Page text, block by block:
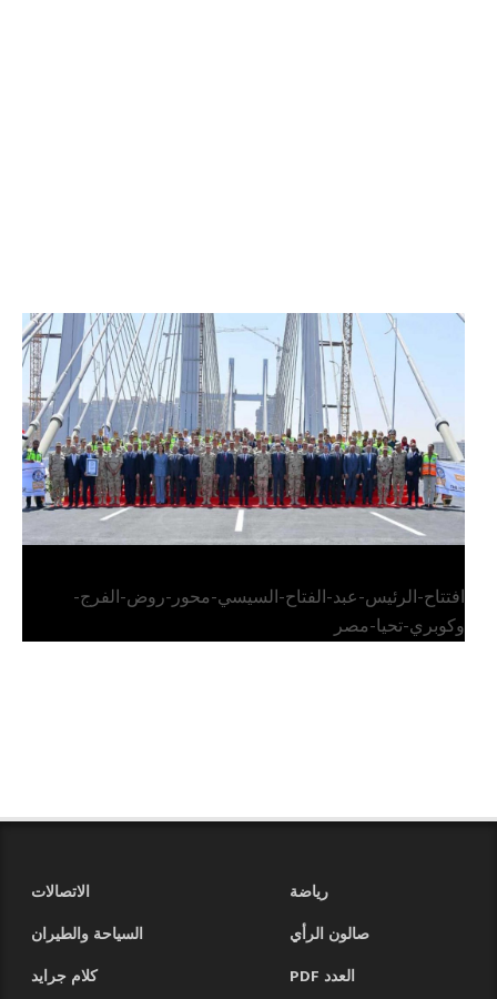
الرئيس عبد الفتاح السيسي يفتتح محور روض الفرج
وكوبري تحيا مصر
افتتاح-الرئيس-عبد-الفتاح-السيسي-محور-روض-الفرج-
وكوبري-تحيا-مصر
رياضة
الاتصالات
صالون الرأي
السياحة والطيران
العدد PDF
كلام جرايد